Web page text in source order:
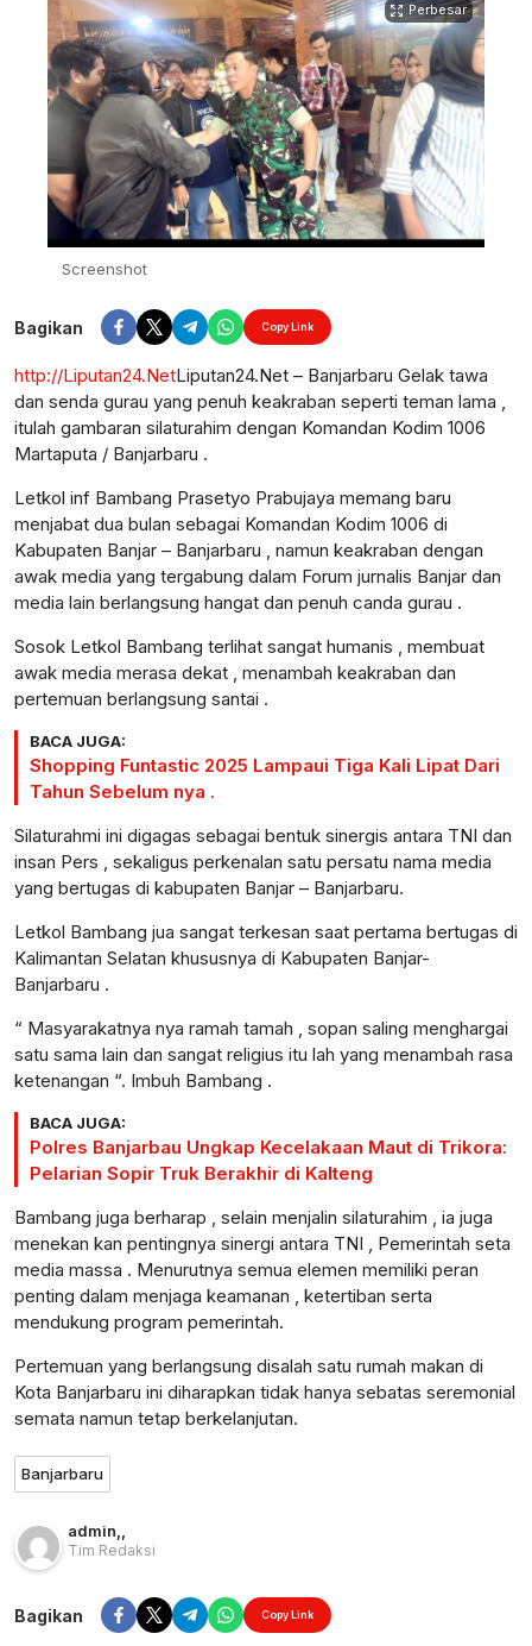
Perbesar
Screenshot
Bagikan Copy Link
http://Liputan24.NetLiputan24.Net – Banjarbaru Gelak tawa
dan senda gurau yang penuh keakraban seperti teman lama ,
itulah gambaran silaturahim dengan Komandan Kodim 1006
Martaputa / Banjarbaru .
Letkol inf Bambang Prasetyo Prabujaya memang baru
menjabat dua bulan sebagai Komandan Kodim 1006 di
Kabupaten Banjar – Banjarbaru , namun keakraban dengan
awak media yang tergabung dalam Forum jurnalis Banjar dan
media lain berlangsung hangat dan penuh canda gurau .
Sosok Letkol Bambang terlihat sangat humanis , membuat
awak media merasa dekat , menambah keakraban dan
pertemuan berlangsung santai .
BACA JUGA:
Shopping Funtastic 2025 Lampaui Tiga Kali Lipat Dari
Tahun Sebelum nya .
Silaturahmi ini digagas sebagai bentuk sinergis antara TNI dan
insan Pers , sekaligus perkenalan satu persatu nama media
yang bertugas di kabupaten Banjar – Banjarbaru.
Letkol Bambang jua sangat terkesan saat pertama bertugas di
Kalimantan Selatan khususnya di Kabupaten Banjar-
Banjarbaru .
“ Masyarakatnya nya ramah tamah , sopan saling menghargai
satu sama lain dan sangat religius itu lah yang menambah rasa
ketenangan “. Imbuh Bambang .
BACA JUGA:
Polres Banjarbau Ungkap Kecelakaan Maut di Trikora:
Pelarian Sopir Truk Berakhir di Kalteng
Bambang juga berharap , selain menjalin silaturahim , ia juga
menekan kan pentingnya sinergi antara TNI , Pemerintah seta
media massa . Menurutnya semua elemen memiliki peran
penting dalam menjaga keamanan , ketertiban serta
mendukung program pemerintah.
Pertemuan yang berlangsung disalah satu rumah makan di
Kota Banjarbaru ini diharapkan tidak hanya sebatas seremonial
semata namun tetap berkelanjutan.
Banjarbaru
admin,,
Tim Redaksi
Bagikan Copy Link